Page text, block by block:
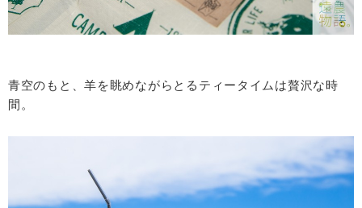
青空のもと、羊を眺めながらとるティータイムは贅沢な時
間。